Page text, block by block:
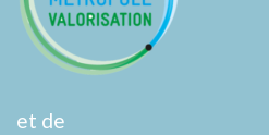
et de